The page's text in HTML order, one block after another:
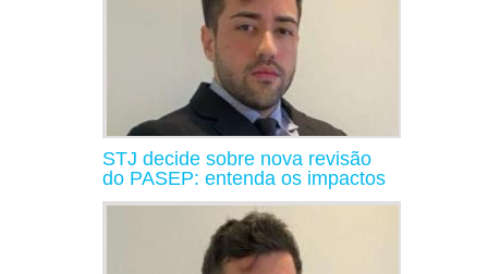
STJ decide sobre nova revisão
do PASEP: entenda os impactos